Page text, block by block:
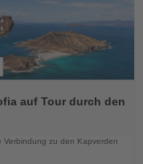
auf Tour durch den
Verbindung zu den Kapverden